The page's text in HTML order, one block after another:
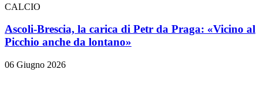
CALCIO
Ascoli-Brescia, la carica di Petr da Praga: «Vicino al
Picchio anche da lontano»
06 Giugno 2026